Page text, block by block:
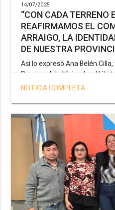
14/07/2025
“CON CADA TERRENO
REAFIRMAMOS EL
ARRAIGO, LA
DE NUESTRA
Así lo expresó Ana Belén
Provincial de Vivienda y
trabajo del organismo en el
salud y seguridad impulsada
Melella.
NOTICIA COMPLETA